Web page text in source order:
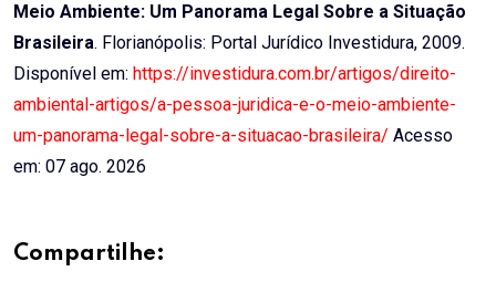
Meio Ambiente: Um Panorama Legal Sobre a Situação
Brasileira. Florianópolis: Portal Jurídico Investidura, 2009.
Disponível em: https://investidura.com.br/artigos/direito-
ambiental-artigos/a-pessoa-juridica-e-o-meio-ambiente-
um-panorama-legal-sobre-a-situacao-brasileira/ Acesso
em: 07 ago. 2026
Compartilhe: